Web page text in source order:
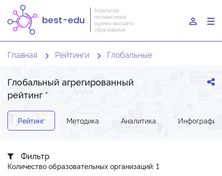
best-edu
Агрегатор
независимой
оценки высшего
образования
Главная Рейтинги Глобальные
Глобальный агрегированный
рейтинг *
Рейтинг Методика Аналитика
Фильтр
Количество образовательных организаций: 1